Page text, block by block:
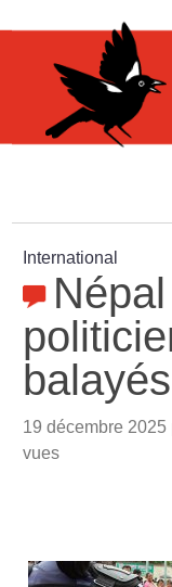
International
19 décembre
vues